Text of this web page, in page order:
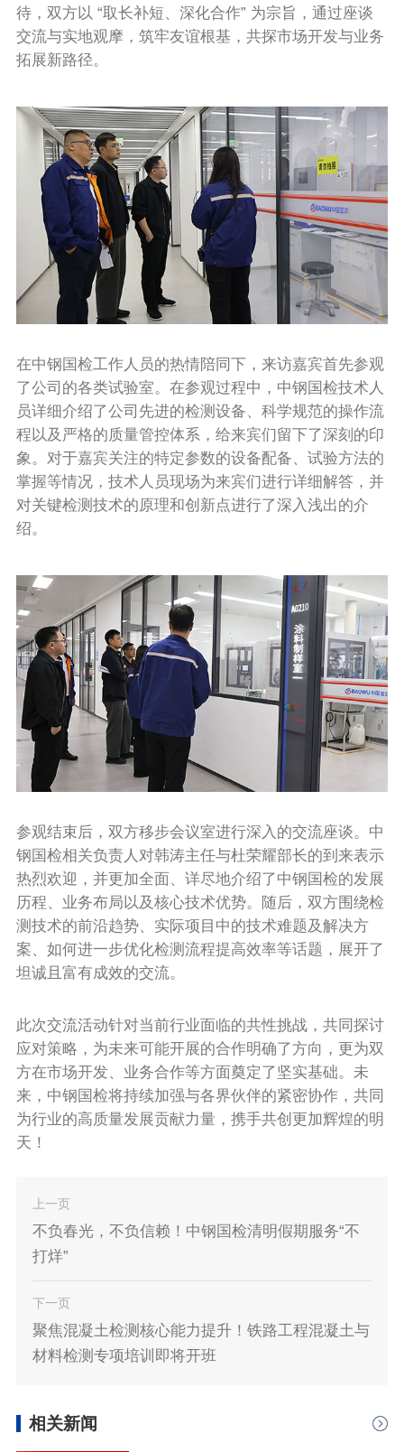
待，双方以 “取长补短、深化合作” 为宗旨，通过座谈
交流与实地观摩，筑牢友谊根基，共探市场开发与业务
拓展新路径。
在中钢国检工作人员的热情陪同下，来访嘉宾首先参观
了公司的各类试验室。在参观过程中，中钢国检技术人
员详细介绍了公司先进的检测设备、科学规范的操作流
程以及严格的质量管控体系，给来宾们留下了深刻的印
象。对于嘉宾关注的特定参数的设备配备、试验方法的
掌握等情况，技术人员现场为来宾们进行详细解答，并
对关键检测技术的原理和创新点进行了深入浅出的介
绍。
参观结束后，双方移步会议室进行深入的交流座谈。中
钢国检相关负责人对韩涛主任与杜荣耀部长的到来表示
热烈欢迎，并更加全面、详尽地介绍了中钢国检的发展
历程、业务布局以及核心技术优势。随后，双方围绕检
测技术的前沿趋势、实际项目中的技术难题及解决方
案、如何进一步优化检测流程提高效率等话题，展开了
坦诚且富有成效的交流。
此次交流活动针对当前行业面临的共性挑战，共同探讨
应对策略，为未来可能开展的合作明确了方向，更为双
方在市场开发、业务合作等方面奠定了坚实基础。未
来，中钢国检将持续加强与各界伙伴的紧密协作，共同
为行业的高质量发展贡献力量，携手共创更加辉煌的明
天！
上一页
不负春光，不负信赖！中钢国检清明假期服务“不
打烊”
下一页
聚焦混凝土检测核心能力提升！铁路工程混凝土与
材料检测专项培训即将开班
相关新闻